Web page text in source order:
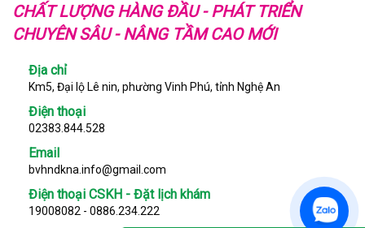
CHẤT LƯỢNG HÀNG ĐẦU - PHÁT TRIỂN
CHUYÊN SÂU - NÂNG TẦM CAO MỚI
Địa chỉ
Km5, Đại lộ Lê nin, phường Vinh Phú, tỉnh Nghệ An
Điện thoại
02383.844.528
Email
bvhndkna.info@gmail.com
Điện thoại CSKH - Đặt lịch khám
19008082 - 0886.234.222